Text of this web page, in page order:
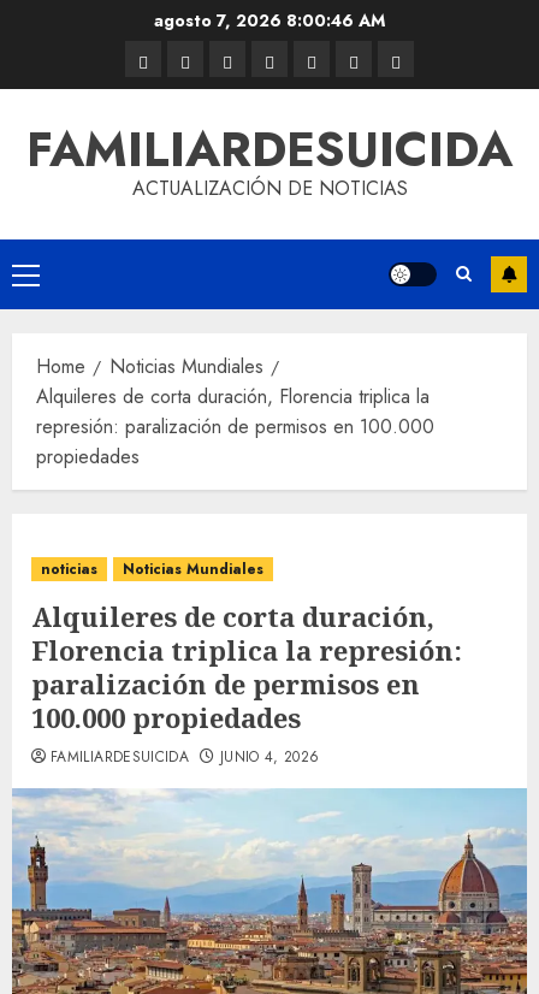
agosto 7, 2026 8:00:47 AM
FAMILIARDESUICIDA
ACTUALIZACIÓN DE NOTICIAS
Home
Noticias Mundiales
Alquileres de corta duración, Florencia triplica la
represión: paralización de permisos en 100.000
propiedades
noticias Noticias Mundiales
Alquileres de corta duración,
Florencia triplica la represión:
paralización de permisos en
100.000 propiedades
FAMILIARDESUICIDA JUNIO 4, 2026